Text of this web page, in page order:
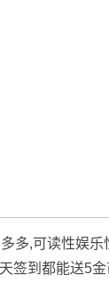
多,可读性娱
签到都能送5金